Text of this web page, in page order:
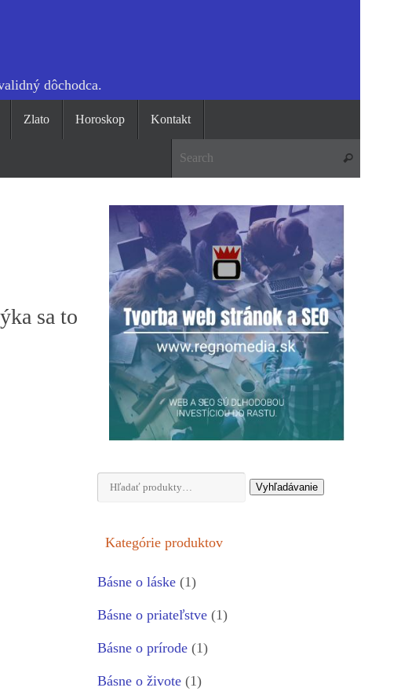
dôchodca.
Zlato Horoskop Kontakt
Search
sa to
Hľadať: Vyhľadávanie
Kategórie produktov
Básne o láske (1)
Básne o priateľstve (1)
Básne o prírode (1)
Básne o živote (1)